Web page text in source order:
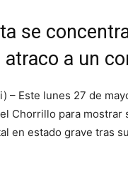
se
a un
– Este lunes 27 de
Chorrillo para
en estado grave tras